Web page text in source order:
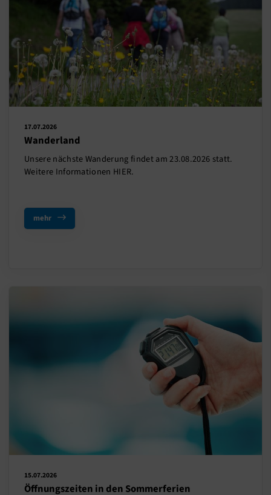
17.07.2026
Wanderland
Unsere nächste Wanderung findet am 23.08.2026 statt.
Weitere Informationen HIER.
mehr
15.07.2026
Öffnungszeiten in den Sommerferien